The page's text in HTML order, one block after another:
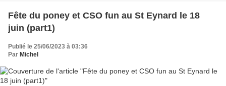
Fête du poney et CSO fun au St Eynard le 18
juin (part1)
Publié le 25/06/2023 à 03:36
Par Michel